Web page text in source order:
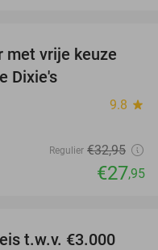
15%
met vrije keuze
Dixie's
9.8 star
Regulier €32,95
€27,95
t.w.v. €3.000